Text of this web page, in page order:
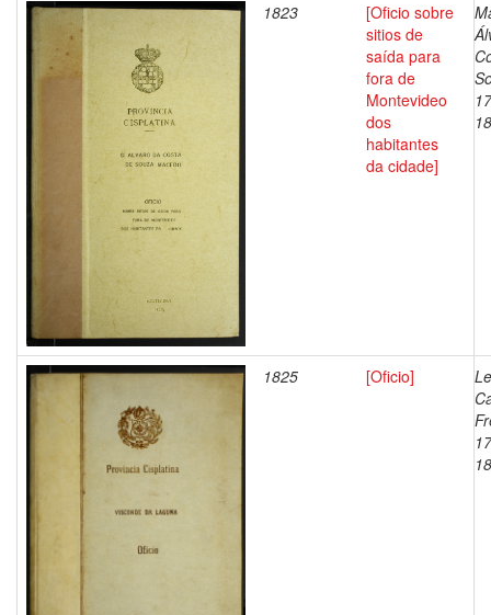
1823
[Oficio sobre
sitios de
saída para
fora de
Montevideo
dos
habitantes
da cidade]
1825 [Oficio]